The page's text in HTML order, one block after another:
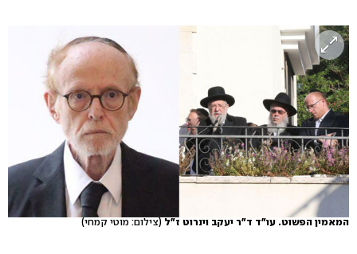
המאמין הפשוט. עו"ד ד"ר יעקב וינרוט ז"ל(צילום: מוטי קמחי)